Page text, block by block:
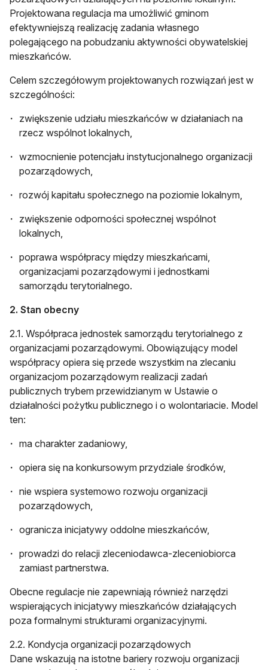
Projektowana regulacja ma umożliwić gminom
efektywniejszą realizację zadania własnego
polegającego na pobudzaniu aktywności obywatelskiej
mieszkańców.
Celem szczegółowym projektowanych rozwiązań jest w
szczególności:
zwiększenie udziału mieszkańców w działaniach na
rzecz wspólnot lokalnych,
wzmocnienie potencjału instytucjonalnego organizacji
pozarządowych,
rozwój kapitału społecznego na poziomie lokalnym,
zwiększenie odporności społecznej wspólnot
lokalnych,
poprawa współpracy między mieszkańcami,
organizacjami pozarządowymi i jednostkami
samorządu terytorialnego.
2. Stan obecny
2.1. Współpraca jednostek samorządu terytorialnego z
organizacjami pozarządowymi. Obowiązujący model
współpracy opiera się przede wszystkim na zlecaniu
organizacjom pozarządowym realizacji zadań
publicznych trybem przewidzianym w Ustawie o
działalności pożytku publicznego i o wolontariacie. Model
ten:
ma charakter zadaniowy,
opiera się na konkursowym przydziale środków,
nie wspiera systemowo rozwoju organizacji
pozarządowych,
ogranicza inicjatywy oddolne mieszkańców,
prowadzi do relacji zleceniodawca-zleceniobiorca
zamiast partnerstwa.
Obecne regulacje nie zapewniają również narzędzi
wspierających inicjatywy mieszkańców działających
poza formalnymi strukturami organizacyjnymi.
2.2. Kondycja organizacji pozarządowych
Dane wskazują na istotne bariery rozwoju organizacji